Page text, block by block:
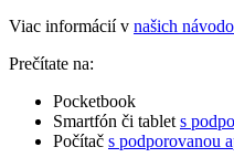
Viac informácií v našich
Prečítate na:
Pocketbook
Smartfón či tablet s
Počítač s podporovanou